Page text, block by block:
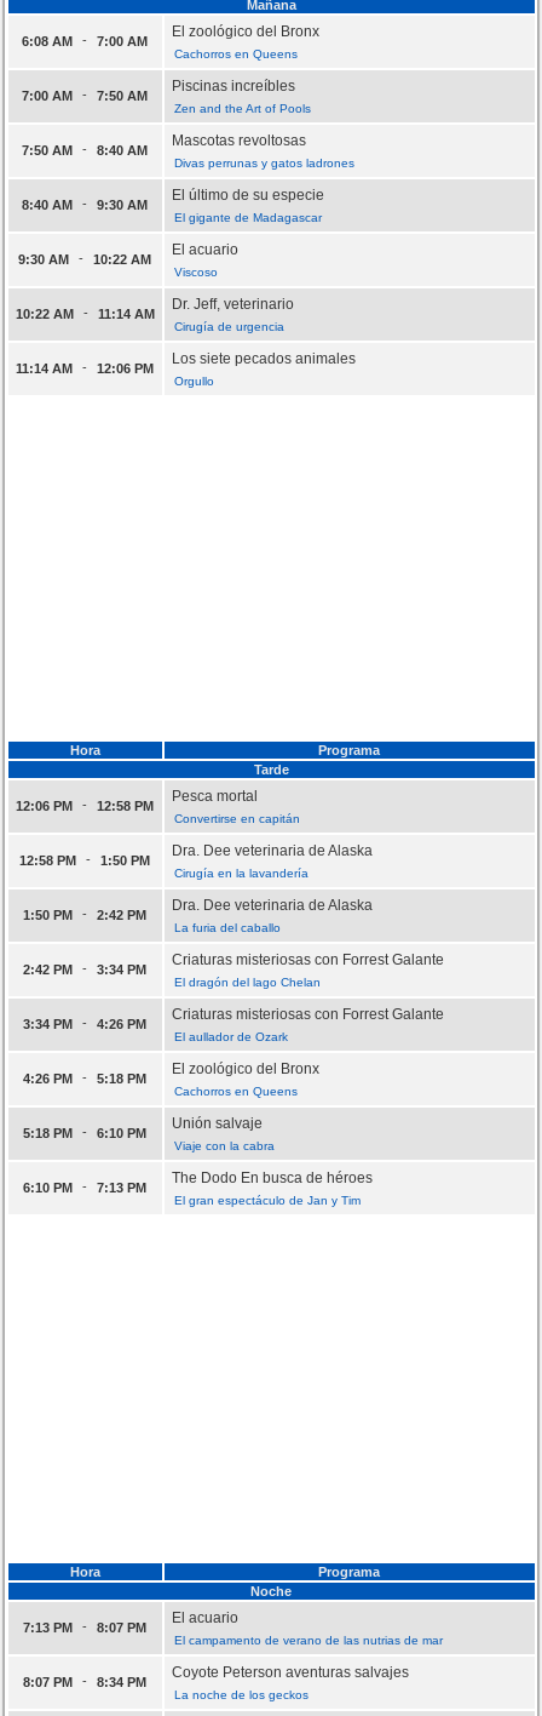
Mañana
6:08 AM - 7:00 AM
El zoológico del Bronx
Cachorros en Queens
7:00 AM - 7:50 AM
Piscinas increíbles
Zen and the Art of Pools
7:50 AM - 8:40 AM
Mascotas revoltosas
Divas perrunas y gatos ladrones
8:40 AM - 9:30 AM
El último de su especie
El gigante de Madagascar
9:30 AM - 10:22 AM
El acuario
Viscoso
10:22 AM - 11:14 AM
Dr. Jeff, veterinario
Cirugía de urgencia
11:14 AM - 12:06 PM
Los siete pecados animales
Orgullo
Hora
Programa
Tarde
12:06 PM - 12:58 PM
Pesca mortal
Convertirse en capitán
12:58 PM - 1:50 PM
Dra. Dee veterinaria de Alaska
Cirugía en la lavandería
1:50 PM - 2:42 PM
Dra. Dee veterinaria de Alaska
La furia del caballo
2:42 PM - 3:34 PM
Criaturas misteriosas con Forrest Galante
El dragón del lago Chelan
3:34 PM - 4:26 PM
Criaturas misteriosas con Forrest Galante
El aullador de Ozark
4:26 PM - 5:18 PM
El zoológico del Bronx
Cachorros en Queens
5:18 PM - 6:10 PM
Unión salvaje
Viaje con la cabra
6:10 PM - 7:13 PM
The Dodo En busca de héroes
El gran espectáculo de Jan y Tim
Hora
Programa
Noche
7:13 PM - 8:07 PM
El acuario
El campamento de verano de las nutrias de mar
8:07 PM - 8:34 PM
Coyote Peterson aventuras salvajes
La noche de los geckos